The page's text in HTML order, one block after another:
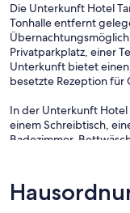
Die Unterkunft Hotel
Tonhalle entfernt
Privatparkplatz, einer
Unterkunft bietet
besetzte Rezeption für
In der Unterkunft
einem Schreibtisch,
Badezimmer,
Gästezimmer bieten
Wasserkocher.